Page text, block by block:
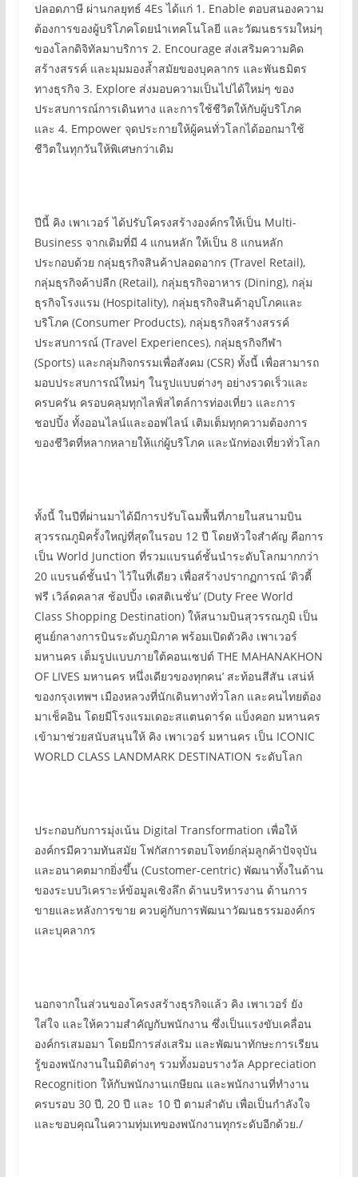
ปลอดภาษี ผ่านกลยุทธ์ 4Es ได้แก่ 1. Enable ตอบสนองความ
ต้องการของผู้บริโภคโดยนำเทคโนโลยี และวัฒนธรรมใหม่ๆ
ของโลกดิจิทัลมาบริการ 2. Encourage ส่งเสริมความคิด
สร้างสรรค์ และมุมมองล้ำสมัยของบุคลากร และพันธมิตร
ทางธุรกิจ 3. Explore ส่งมอบความเป็นไปได้ใหม่ๆ ของ
ประสบการณ์การเดินทาง และการใช้ชีวิตให้กับผู้บริโภค
และ 4. Empower จุดประกายให้ผู้คนทั่วโลกได้ออกมาใช้
ชีวิตในทุกวันให้พิเศษกว่าเดิม
ปีนี้ คิง เพาเวอร์ ได้ปรับโครงสร้างองค์กรให้เป็น Multi-
Business จากเดิมที่มี 4 แกนหลัก ให้เป็น 8 แกนหลัก
ประกอบด้วย กลุ่มธุรกิจสินค้าปลอดอากร (Travel Retail),
กลุ่มธุรกิจค้าปลีก (Retail), กลุ่มธุรกิจอาหาร (Dining), กลุ่ม
ธุรกิจโรงแรม (Hospitality), กลุ่มธุรกิจสินค้าอุปโภคและ
บริโภค (Consumer Products), กลุ่มธุรกิจสร้างสรรค์
ประสบการณ์ (Travel Experiences), กลุ่มธุรกิจกีฬา
(Sports) และกลุ่มกิจกรรมเพื่อสังคม (CSR) ทั้งนี้ เพื่อสามารถ
มอบประสบการณ์ใหม่ๆ ในรูปแบบต่างๆ อย่างรวดเร็วและ
ครบครัน ครอบคลุมทุกไลฟ์สไตล์การท่องเที่ยว และการ
ชอปปิ้ง ทั้งออนไลน์และออฟไลน์ เติมเต็มทุกความต้องการ
ของชีวิตที่หลากหลายให้แก่ผู้บริโภค และนักท่องเที่ยวทั่วโลก
ทั้งนี้ ในปีที่ผ่านมาได้มีการปรับโฉมพื้นที่ภายในสนามบิน
สุวรรณภูมิครั้งใหญ่ที่สุดในรอบ 12 ปี โดยหัวใจสำคัญ คือการ
เป็น World Junction ที่รวมแบรนด์ชั้นนำระดับโลกมากกว่า
20 แบรนด์ชั้นนำ ไว้ในที่เดียว เพื่อสร้างปรากฏการณ์ ‘ดิวตี้
ฟรี เวิล์ดคลาส ช้อปปิ้ง เดสติเนชั่น’ (Duty Free World
Class Shopping Destination) ให้สนามบินสุวรรณภูมิ เป็น
ศูนย์กลางการบินระดับภูมิภาค พร้อมเปิดตัวคิง เพาเวอร์
มหานคร เต็มรูปแบบภายใต้คอนเซปต์ THE MAHANAKHON
OF LIVES มหานคร หนึ่งเดียวของทุกคน’ สะท้อนสีสัน เสน่ห์
ของกรุงเทพฯ เมืองหลวงที่นักเดินทางทั่วโลก และคนไทยต้อง
มาเช็คอิน โดยมีโรงแรมเดอะสแตนดาร์ด แบ็งคอก มหานคร
เข้ามาช่วยสนับสนุนให้ คิง เพาเวอร์ มหานคร เป็น ICONIC
WORLD CLASS LANDMARK DESTINATION ระดับโลก
ประกอบกับการมุ่งเน้น Digital Transformation เพื่อให้
องค์กรมีความทันสมัย โฟกัสการตอบโจทย์กลุ่มลูกค้าปัจจุบัน
และอนาคตมากยิ่งขึ้น (Customer-centric) พัฒนาทั้งในด้าน
ของระบบวิเคราะห์ข้อมูลเชิงลึก ด้านบริหารงาน ด้านการ
ขายและหลังการขาย ควบคู่กับการพัฒนาวัฒนธรรมองค์กร
และบุคลากร
นอกจากในส่วนของโครงสร้างธุรกิจแล้ว คิง เพาเวอร์ ยัง
ใส่ใจ และให้ความสำคัญกับพนักงาน ซึ่งเป็นแรงขับเคลื่อน
องค์กรเสมอมา โดยมีการส่งเสริม และพัฒนาทักษะการเรียน
รู้ของพนักงานในมิติต่างๆ รวมทั้งมอบรางวัล Appreciation
Recognition ให้กับพนักงานเกษียณ และพนักงานที่ทำงาน
ครบรอบ 30 ปี, 20 ปี และ 10 ปี ตามลำดับ เพื่อเป็นกำลังใจ
และขอบคุณในความทุ่มเทของพนักงานทุกระดับอีกด้วย./